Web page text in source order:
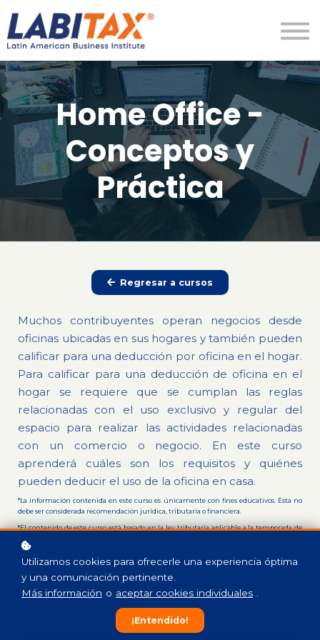
LabitaxVIP
Diamond
LabiPRO
Regístrate
Ingresar
Home Office -
Conceptos y
Práctica
Regresar a cursos
Muchos contribuyentes operan negocios desde
oficinas ubicadas en sus hogares y también pueden
calificar para una deducción por oficina en el hogar.
Para calificar para una deducción de oficina en el
hogar se requiere que se cumplan las reglas
relacionadas con el uso exclusivo y regular del
espacio para realizar las actividades relacionadas
con un comercio o negocio. En este curso
aprenderá cuáles son los requisitos y quiénes
pueden deducir el uso de la oficina en casa.
*La información contenida en este curso es únicamente con fines educativos. Esta no
debe ser considerada recomendación jurídica, tributaria o financiera.
*El contenido de este curso está basado en la ley tributaria aplicable a la temporada de
educación continua (CE) bajo el formato On Demand. Su finalidad es exclusivamente
educativa, orientada a proporcionar información y conocimientos generales.
Utilizamos cookies para ofrecerle una experiencia óptima
y una comunicación pertinente.
Más información o aceptar cookies individuales
¡Entendido!